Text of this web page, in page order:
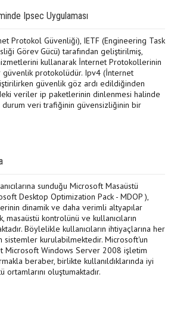
Ipsec Uygulaması
Protokol Güvenliği), IETF (Engineering Task
Görev Gücü) tarafından geliştirilmiş,
kullanarak İnternet Protokollerinin
protokolüdür. Ipv4 (İnternet
güvenlik göz ardı edildiğinden
veriler ip paketlerinin dinlenmesi halinde
veri trafiğinin güvensizliğinin bir
sunduğu Microsoft Masaüstü
Desktop Optimization Pack - MDOP ),
dinamik ve daha verimli altyapılar
masaüstü kontrolünü ve kullanıcıların
Böylelikle kullanıcıların ihtiyaçlarına her
kurulabilmektedir. Microsoft'un
Microsoft Windows Server 2008 işletim
beraber, birlikte kullanıldıklarında iyi
oluştumaktadır.